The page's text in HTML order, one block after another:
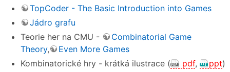
TopCoder - The Basic Introduction into Games
Jádro grafu
Teorie her na CMU -
Combinatorial Game
Theory,
Even More Games
Kombinatorické hry - krátká ilustrace (
pdf, ppt)